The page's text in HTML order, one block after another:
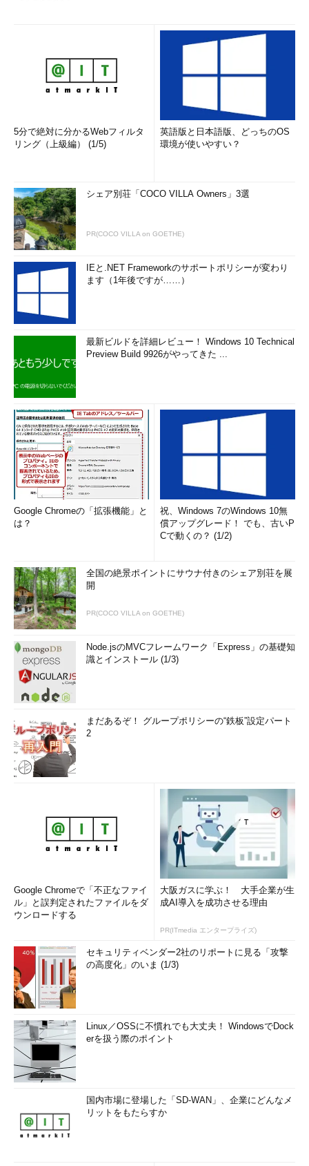
ツール（GPMC）を活用する
・gpupdateでグループ・ポリ
シーの適用を強制する
・グループ・ポリシーのしく
する場合は、ローカルグループポリシ
ーエディター（gpedit.msc）を起動す
Directoryのグループポリシーを選択し
た上で、グループポリシー管理コンソ
を例に挙げる。
まず、管理者権限を持つユーザーアカウントでサインインして
から、［Windows］＋［R］キーを押して［ファイル名を指定し
ローカルグループポリシーエディターが起動したら、左ペイン
ト］－［Windowsコンポーネント］－［Windows Update］を選
択する。次に、右側のペインから［
自動更新を構成する
ルクリックし、表示されたダイアログで以下のように設定する。
グループポリシーで自動適用の間隔を変更する（その1）
（1）［コンピューターの構成］－［管理用テンプレー
ト］－［Windowsコンポーネント］－［Windows Updat
e］を選択する。
（2）［自動更新を構成する
く。
▼
グループポリシーで自動適用の間隔を変更する（その2）
これは［自動更新を構成する］ダイアログ。
（4）［4 - 自動ダウンロードしインストール日時を指
定
］を選ぶ。
（5）
［自動メンテナンス時にインストールする
の説明に従って更新プログラムを適用
してから、この作業を再開すること。
（6） ［1 - 毎週日曜日］から［7 - 毎週土曜日］のいずれ
かを選ぶ。
（7）適用時刻を指定する。
これで設定変更は完了だ。
＊2Windows 8／Windows Server 2012の場合、上記のグル
ープポリシーの設定を実現するには、次の更新プログラムを事
前に適用しておく必要がある。
Windows RT と Windows 8 の Windows Server 2012 の
更新プログラムのロールアップ: 2013 年 10 月
5分で絶対に分かるWebフィルタ
リング（上級編） (1/5)
英語版と日本語版、どっちのOS
環境が使いやすい？
シェア別荘「COCO VILLA Owners」3選
PR(COCO VILLA on GOETHE)
IEと.NET Frameworkのサポートポリシーが変わり
ます（1年後ですが……）
最新ビルドを詳細レビュー！ Windows 10 Technical
Preview Build 9926がやってきた ...
Google Chromeの「拡張機能」と
は？
祝、Windows 7のWindows 10無
償アップグレード！ でも、古いP
Cで動くの？ (1/2)
全国の絶景ポイントにサウナ付きのシェア別荘を展
開
PR(COCO VILLA on GOETHE)
Node.jsのMVCフレームワーク「Express」の基礎知
識とインストール (1/3)
まだあるぞ！ グループポリシーの“鉄板”設定パート
2
Google Chromeで「不正なファイ
ル」と誤判定されたファイルをダ
ウンロードする
大阪ガスに学ぶ！ 大手企業が生
成AI導入を成功させる理由
PR(ITmedia エンタープライズ)
セキュリティベンダー2社のリポートに見る「攻撃
の高度化」のいま (1/3)
Linux／OSSに不慣れでも大丈夫！ WindowsでDock
erを扱う際のポイント
国内市場に登場した「SD-WAN」、企業にどんなメ
リットをもたらすか